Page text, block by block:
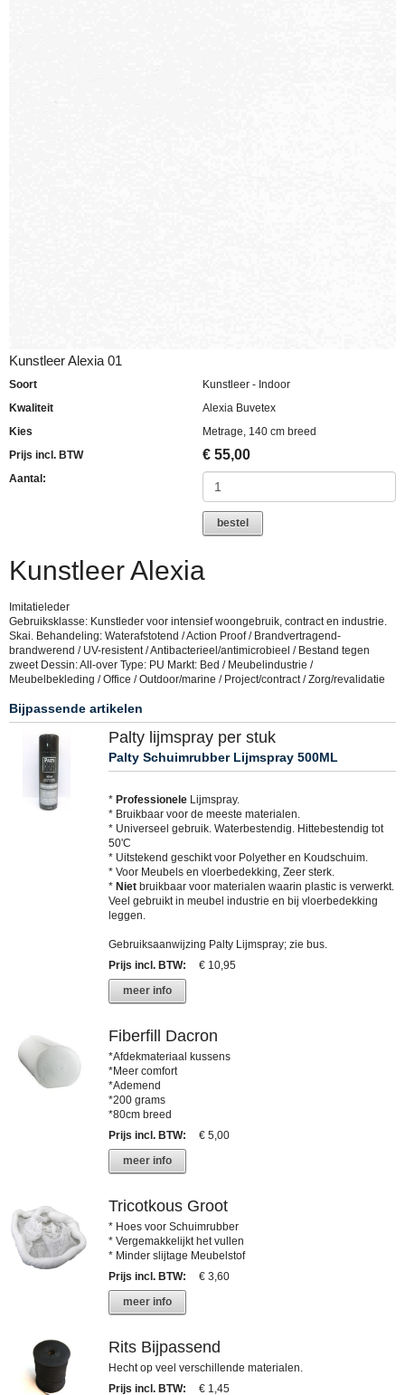
Kunstleer Alexia 01
Soort
Kunstleer - Indoor
Kwaliteit
Alexia Buvetex
Kies
Metrage, 140 cm breed
Prijs incl. BTW
€ 55,00
Aantal:
bestel
Kunstleer Alexia
Imitatieleder
Gebruiksklasse: Kunstleder voor intensief woongebruik, contract en industrie.
Skai. Behandeling: Waterafstotend / Action Proof / Brandvertragend-
brandwerend / UV-resistent / Antibacterieel/antimicrobieel / Bestand tegen
zweet Dessin: All-over Type: PU Markt: Bed / Meubelindustrie /
Meubelbekleding / Office / Outdoor/marine / Project/contract / Zorg/revalidatie
Bijpassende artikelen
Palty lijmspray per stuk
Palty Schuimrubber Lijmspray 500ML
* Professionele Lijmspray.
* Bruikbaar voor de meeste materialen.
* Universeel gebruik. Waterbestendig. Hittebestendig tot
50'C
* Uitstekend geschikt voor Polyether en Koudschuim.
* Voor Meubels en vloerbedekking, Zeer sterk.
* Niet bruikbaar voor materialen waarin plastic is verwerkt.
Veel gebruikt in meubel industrie en bij vloerbedekking
leggen.
Gebruiksaanwijzing Palty Lijmspray; zie bus.
Prijs incl. BTW:
€ 10,95
meer info
Fiberfill Dacron
*Afdekmateriaal kussens
*Meer comfort
*Ademend
*200 grams
*80cm breed
Prijs incl. BTW:
€ 5,00
meer info
Tricotkous Groot
* Hoes voor Schuimrubber
* Vergemakkelijkt het vullen
* Minder slijtage Meubelstof
Prijs incl. BTW:
€ 3,60
meer info
Rits Bijpassend
Hecht op veel verschillende materialen.
Prijs incl. BTW: € 1,45